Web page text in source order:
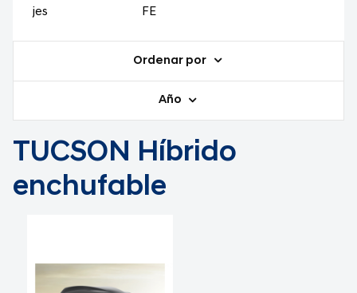
jes
FE
Ordenar por
Año
TUCSON Híbrido
enchufable